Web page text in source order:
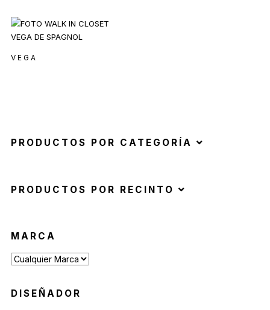
VEGA
PRODUCTOS POR CATEGORÍA
PRODUCTOS POR RECINTO
MARCA
DISEÑADOR